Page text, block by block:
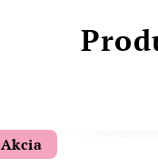
Akcia